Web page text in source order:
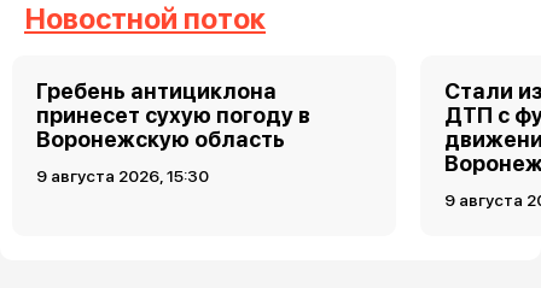
Новостной поток
Гребень антициклона
принесет сухую погоду в
Воронежскую область
9 августа 2026, 15:30
Стали
ДТП с
9 августа